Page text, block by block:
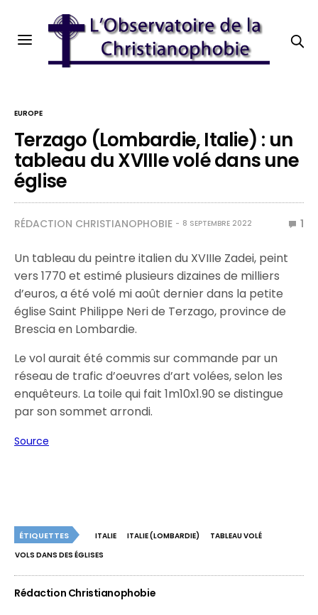
EUROPE
Terzago (Lombardie, Italie) : un
tableau du XVIIIe volé dans une
église
RÉDACTION CHRISTIANOPHOBIE 8 SEPTEMBRE 2022 1
Un tableau du peintre italien du XVIIIe Zadei, peint
vers 1770 et estimé plusieurs dizaines de milliers
d’euros, a été volé mi août dernier dans la petite
église Saint Philippe Neri de Terzago, province de
Brescia en Lombardie.
Le vol aurait été commis sur commande par un
réseau de trafic d’oeuvres d’art volées, selon les
enquêteurs. La toile qui fait 1m10x1.90 se distingue
par son sommet arrondi.
Source
ÉTIQUETTES ITALIE ITALIE (LOMBARDIE)
TABLEAU VOLÉ
VOLS DANS DES ÉGLISES
Rédaction Christianophobie